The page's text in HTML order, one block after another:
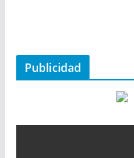
Publicidad